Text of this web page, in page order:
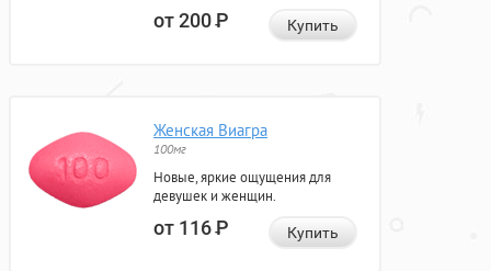
от 200Р Купить
Женская Виагра
100мг
Новые, яркие ощущения для
девушек и женщин.
от 116Р Купить